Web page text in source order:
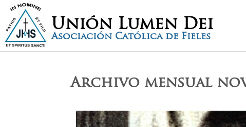
Unión Lumen Dei
Asociación Católica de Fieles
Archivo mensual